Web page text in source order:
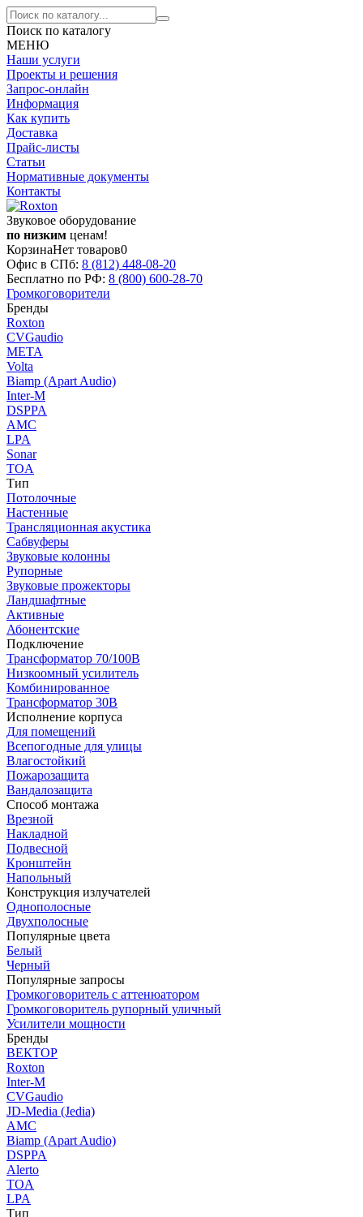
Поиск по каталогу
МЕНЮ
Наши услуги
Проекты и решения
Запрос-онлайн
Информация
Как купить
Доставка
Прайс-листы
Статьи
Нормативные документы
Контакты
Звуковое оборудование
по низким ценам!
КорзинаНет товаров0
Офис в СПб: 8 (812) 448-08-20
Бесплатно по РФ: 8 (800) 600-28-70
Громкоговорители
Бренды
Roxton
CVGaudio
МЕТА
Volta
Biamp (Apart Audio)
Inter-M
DSPPA
AMC
LPA
Sonar
TOA
Тип
Потолочные
Настенные
Трансляционная акустика
Сабвуферы
Звуковые колонны
Рупорные
Звуковые прожекторы
Ландшафтные
Активные
Абонентские
Подключение
Трансформатор 70/100В
Низкоомный усилитель
Комбинированное
Трансформатор 30В
Исполнение корпуса
Для помещений
Всепогодные для улицы
Влагостойкий
Пожарозащита
Вандалозащита
Способ монтажа
Врезной
Накладной
Подвесной
Кронштейн
Напольный
Конструкция излучателей
Однополосные
Двухполосные
Популярные цвета
Белый
Черный
Популярные запросы
Громкоговоритель с аттенюатором
Громкоговоритель рупорный уличный
Усилители мощности
Бренды
ВЕКТОР
Roxton
Inter-M
CVGaudio
JD-Media (Jedia)
AMC
Biamp (Apart Audio)
DSPPA
Alerto
TOA
LPA
Тип